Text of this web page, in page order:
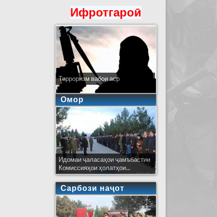
Ифротгароӣ
Терроризм вабои аср
Омор
Идомаи ҷаласаҳои ҷамъбастии
Комиссияҳои ҳолатҳои...
Сарбози наҷот